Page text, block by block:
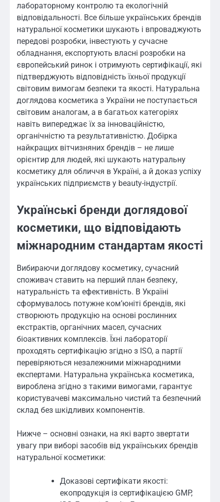
лабораторному контролю та екологічній
відповідальності. Все більше українських брендів
натуральної косметики шукають і впроваджують
передові розробки, інвестують у сучасне
обладнання, експортують власні розробки на
європейський ринок і отримують сертифікації, які
підтверджують відповідність їхньої продукції
світовим вимогам безпеки та якості. Натуральна
доглядова косметика з України не поступається
світовим аналогам, а в багатьох категоріях
навіть випереджає їх за інноваційністю,
органічністю та результативністю. Добірка
найкращих вітчизняних брендів – не лише
орієнтир для людей, які шукають натуральну
косметику для обличчя в Україні, а й доказ успіху
українських підприємств у beauty-індустрії.
Українські бренди доглядової
косметики, що відповідають
міжнародним стандартам якості
Вибираючи доглядову косметику, сучасний
споживач ставить на перший план безпеку,
натуральність та ефективність. В Україні
сформувалось потужне ком’юніті брендів, які
створюють продукцію на основі рослинних
екстрактів, органічних масел, сучасних
біоактивних комплексів. Їхні лабораторії
проходять сертифікацію згідно з ISO, а партії
перевіряються незалежними міжнародними
експертами. Натуральна українська косметика,
вироблена згідно з такими вимогами, гарантує
користувачеві максимально чистий та безпечний
склад без шкідливих компонентів.
Нижче – основні ознаки, на які варто звертати
увагу при виборі засобів від українських брендів
натуральної косметики:
Доказові сертифікати якості:
екопродукція із сертифікацією GMP,